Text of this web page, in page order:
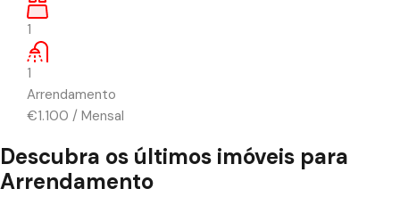
1
1
Arrendamento
€1.100 / Mensal
Descubra os últimos imóveis para
Arrendamento